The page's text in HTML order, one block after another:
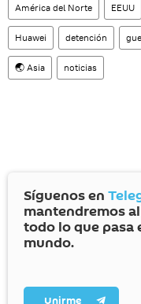
América del Norte EEUU
Huawei detención
🌏 Asia noticias
Síguenos en
mantendremos
todo lo que pasa
mundo.
Unirme